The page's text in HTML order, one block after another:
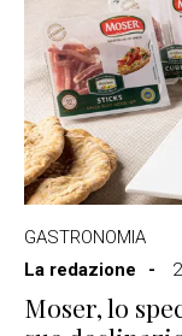
GASTRONOMIA
La redazione
Moser, lo